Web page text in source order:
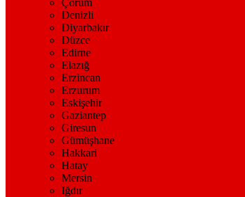
Çorum
Denizli
Diyarbakır
Düzce
Edirne
Elazığ
Erzincan
Erzurum
Eskişehir
Gaziantep
Giresun
Gümüşhane
Hakkari
Hatay
Mersin
Iğdır